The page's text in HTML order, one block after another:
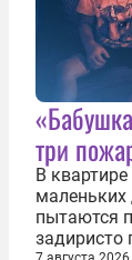
три
В
маленьких
пытаются
задиристо